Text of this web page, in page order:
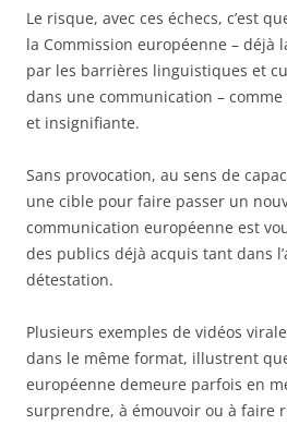
Le risque, avec ces échecs, c’est
la Commission européenne – déjà
par les barrières linguistiques et
dans une communication –
et insignifiante.
Sans provocation, au sens de
une cible pour faire passer un
communication européenne est
des publics déjà acquis tant dans
détestation.
Plusieurs exemples de vidéos
dans le même format, illustrent
européenne demeure parfois en
surprendre, à émouvoir ou à faire